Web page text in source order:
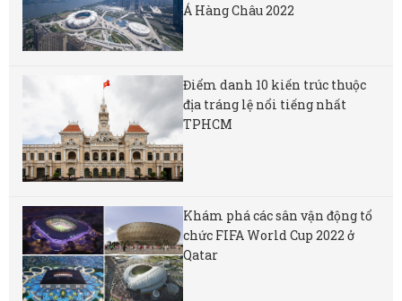
Á Hàng Châu 2022
Điểm danh 10 kiến trúc thuộc
địa tráng lệ nổi tiếng nhất
TPHCM
Khám phá các sân vận động tổ
chức FIFA World Cup 2022 ở
Qatar